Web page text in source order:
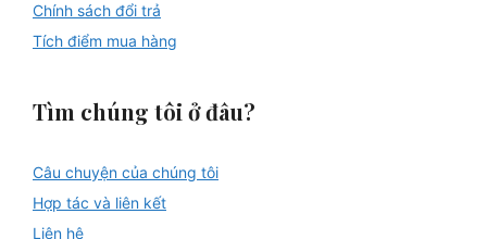
Chính sách đổi trả
Tích điểm mua hàng
Tìm chúng tôi ở đâu?
Câu chuyện của chúng tôi
Hợp tác và liên kết
Liên hệ